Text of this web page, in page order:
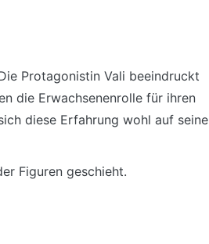
Protagonistin Vali beeindruckt
die Erwachsenenrolle für ihren
diese Erfahrung wohl auf seine
Figuren geschieht.